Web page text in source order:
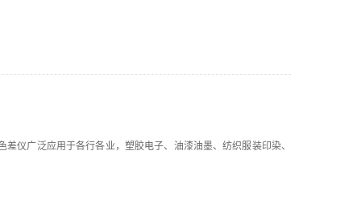
仪广泛应用于各行各业，塑胶电子、油漆油墨、纺织服装印染、